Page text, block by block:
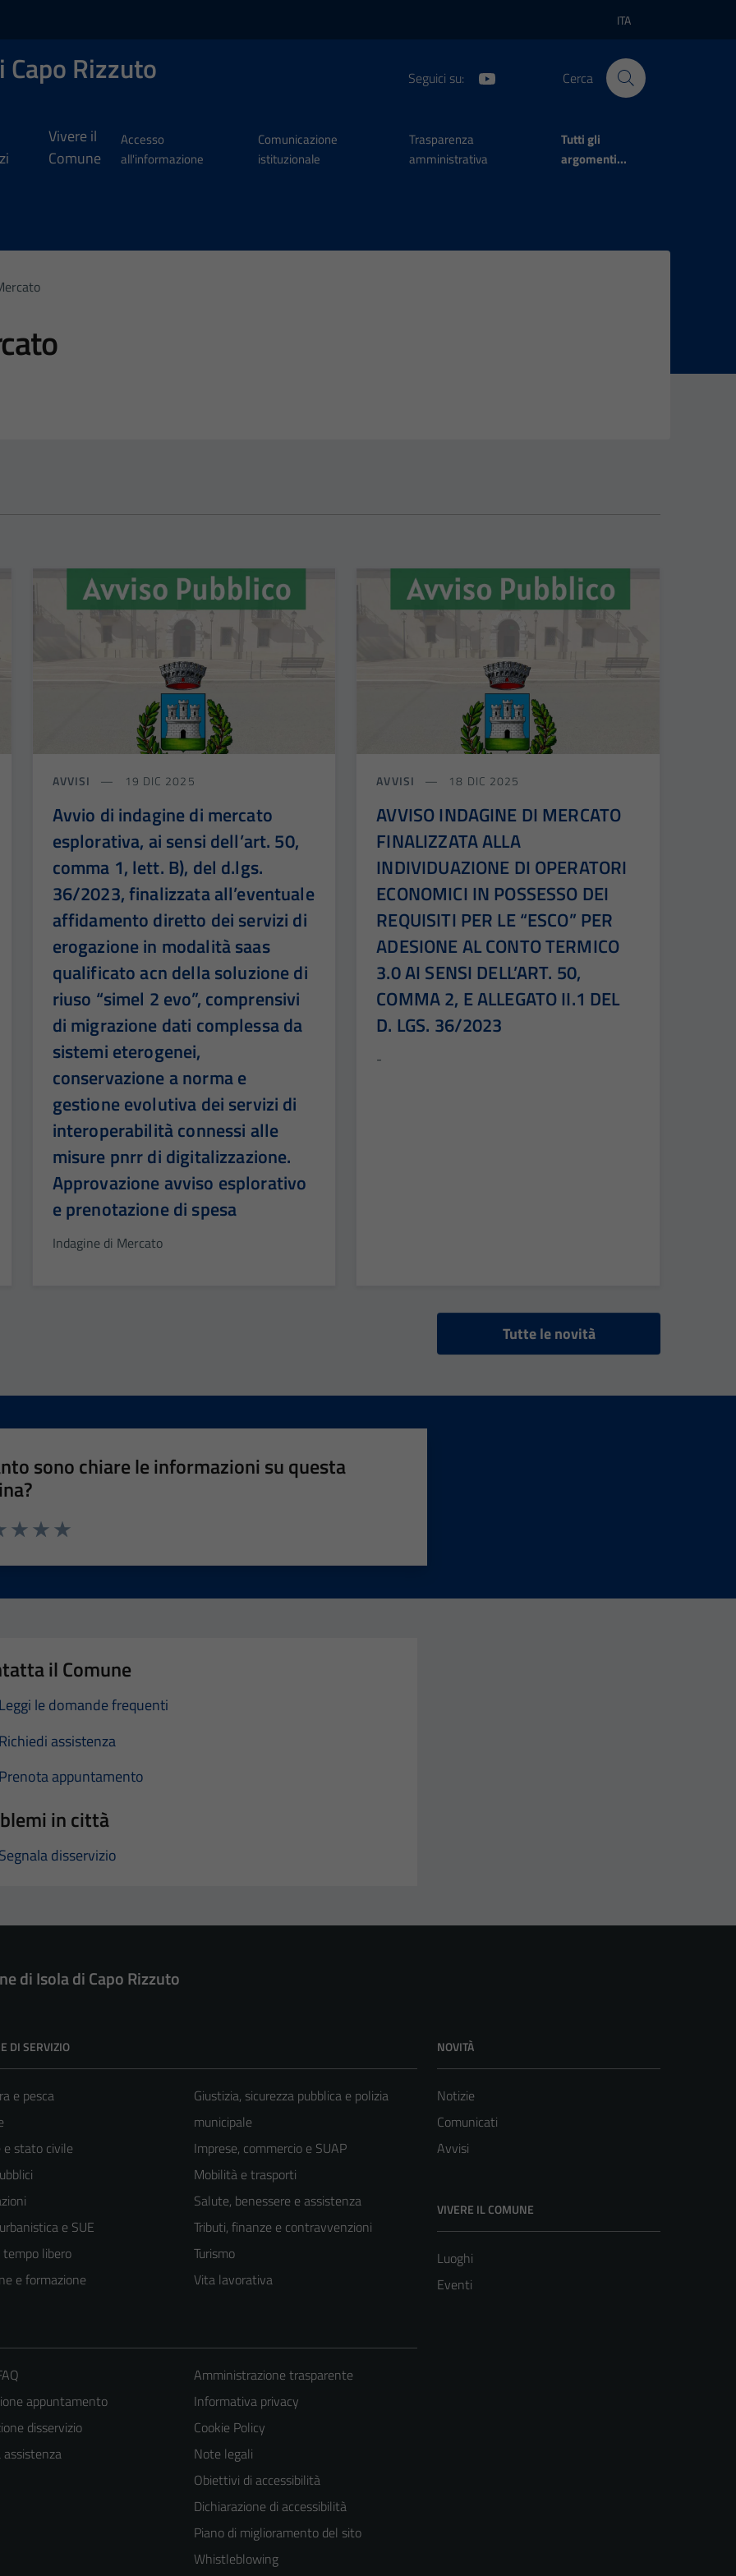
Lingua attiva:
ITA
Rizzuto Seguici su: Cerca
Vivere il
Comune
Accesso
all'informazione
Comunicazione
istituzionale
Trasparenza
amministrativa
Tutti gli
argomenti...
AVVISI 19 DIC 2025
Avvio di indagine di mercato
esplorativa, ai sensi dell’art. 50,
comma 1, lett. B), del d.lgs.
36/2023, finalizzata all’eventuale
affidamento diretto dei servizi di
erogazione in modalità saas
qualificato acn della soluzione di
riuso “simel 2 evo”, comprensivi
di migrazione dati complessa da
sistemi eterogenei,
conservazione a norma e
gestione evolutiva dei servizi di
interoperabilità connessi alle
misure pnrr di digitalizzazione.
Approvazione avviso esplorativo
e prenotazione di spesa
Indagine di Mercato
AVVISI 18 DIC 2025
AVVISO INDAGINE DI MERCATO
FINALIZZATA ALLA
INDIVIDUAZIONE DI OPERATORI
ECONOMICI IN POSSESSO DEI
REQUISITI PER LE “ESCO” PER
ADESIONE AL CONTO TERMICO
3.0 AI SENSI DELL’ART. 50,
COMMA 2, E ALLEGATO II.1 DEL
D. LGS. 36/2023
-
Tutte le novità
sono chiare le informazioni su questa
il Comune
le domande frequenti
assistenza
appuntamento
in città
disservizio
di Isola di Capo Rizzuto
DI SERVIZIO
e pesca
e stato civile
e SUE
libero
e formazione
Giustizia, sicurezza pubblica e polizia
municipale
Imprese, commercio e SUAP
Mobilità e trasporti
Salute, benessere e assistenza
Tributi, finanze e contravvenzioni
Turismo
Vita lavorativa
NOVITÀ
Notizie
Comunicati
Avvisi
VIVERE IL COMUNE
Luoghi
Eventi
appuntamento
disservizio
Amministrazione trasparente
Informativa privacy
Cookie Policy
Note legali
Obiettivi di accessibilità
Dichiarazione di accessibilità
Piano di miglioramento del sito
Whistleblowing